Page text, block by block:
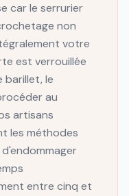
car le serrurier
non
votre
est verrouillée
barillet, le
au
artisans
les méthodes
entre cinq et